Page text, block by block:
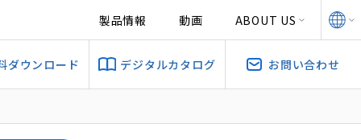
製品情報 動画 ABOUT US
ダウンロード デジタルカタログ お問い合わせ